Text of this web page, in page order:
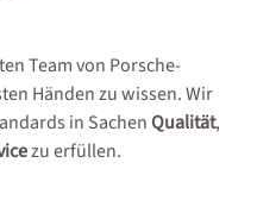
Team von Porsche-
Händen zu wissen. Wir
in SachenQualität,
zu erfüllen.